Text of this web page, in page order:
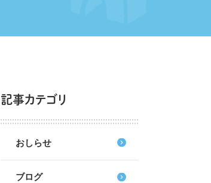
記事カテゴリ
おしらせ
ブログ